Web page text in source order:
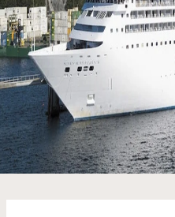
七海水手號 Seven Seas
七海水手號散發著典雅的氣息
的鑑賞家俱樂部氛圍，每一處
了解更多